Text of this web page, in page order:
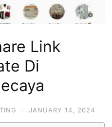
Link
Di
· JANUARY 14, 2024